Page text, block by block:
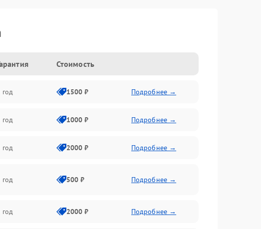
Стоимость
год 1500 ₽ Подробнее →
год 1000 ₽ Подробнее →
год 2000 ₽ Подробнее →
год 500 ₽ Подробнее →
год 2000 ₽ Подробнее →